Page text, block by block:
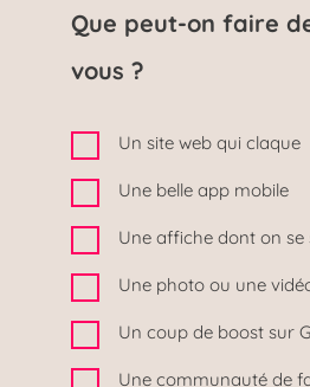
Que peut-on faire
vous ?
Un site web qui claque
Une belle app mobile
Une affiche dont on se
Une photo ou une
Un coup de boost sur
Une communauté de